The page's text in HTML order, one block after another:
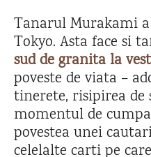
Tanarul Murakami
Tokyo. Asta face si
sud de granita la
poveste de viata –
tinerete, risipirea de
momentul de
povestea unei
celelalte carti pe